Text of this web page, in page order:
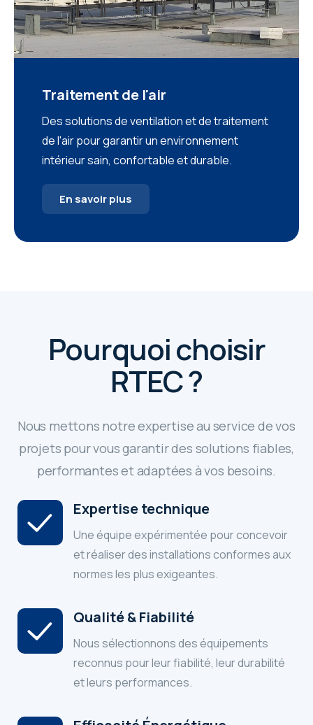
Traitement de l'air
Des solutions de ventilation et de traitement
de l'air pour garantir un environnement
intérieur sain, confortable et durable.
En savoir plus
Pourquoi choisir
RTEC ?
Nous mettons notre expertise au service de vos
projets pour vous garantir des solutions fiables,
performantes et adaptées à vos besoins.
Expertise technique
Une équipe expérimentée pour concevoir
et réaliser des installations conformes aux
normes les plus exigeantes.
Qualité & Fiabilité
Nous sélectionnons des équipements
reconnus pour leur fiabilité, leur durabilité
et leurs performances.